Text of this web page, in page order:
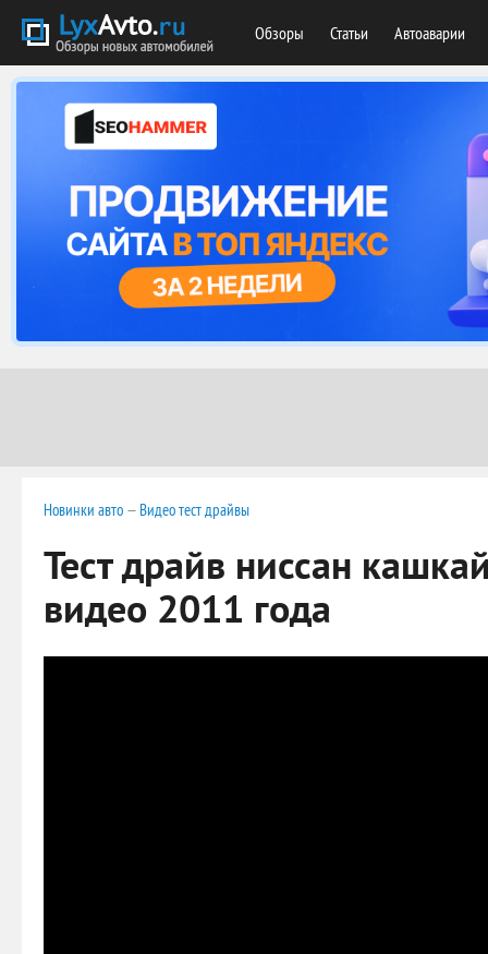
Обзоры Статьи Автоаварии
Новинки авто — Видео тест драйвы
Тест драйв ниссан
видео 2011 года